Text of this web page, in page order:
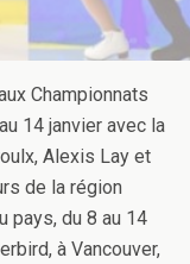
Championnats
14 janvier avec la
Alexis Lay et
de la région
pays, du 8 au 14
à Vancouver,